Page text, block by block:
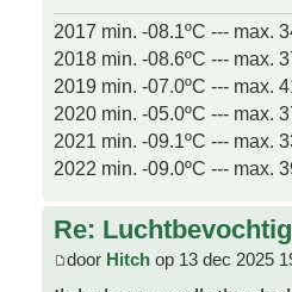
2017 min. -08.1ºC --- max.
2018 min. -08.6ºC --- max.
2019 min. -07.0ºC --- max.
2020 min. -05.0ºC --- max.
2021 min. -09.1ºC --- max.
2022 min. -09.0ºC --- max.
Re:
door Hitch op 13 dec 2025